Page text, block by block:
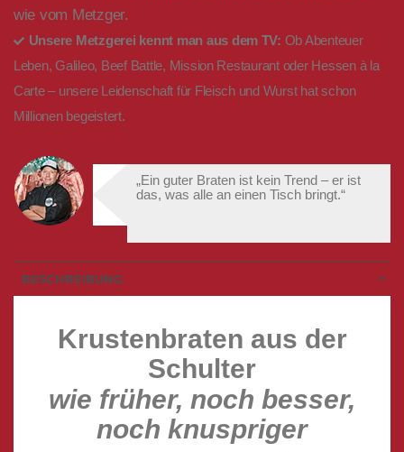
wie vom Metzger.
Unsere Metzgerei kennt man aus dem TV: Ob Abenteuer
Leben, Galileo, Beef Battle, Mission Restaurant oder Hessen à la
Carte – unsere Leidenschaft für Fleisch und Wurst hat schon
Millionen begeistert.
„Ein guter Braten ist kein Trend – er ist
das, was alle an einen Tisch bringt.“
BESCHREIBUNG
Krustenbraten aus der
Schulter
wie früher, noch besser,
noch knuspriger